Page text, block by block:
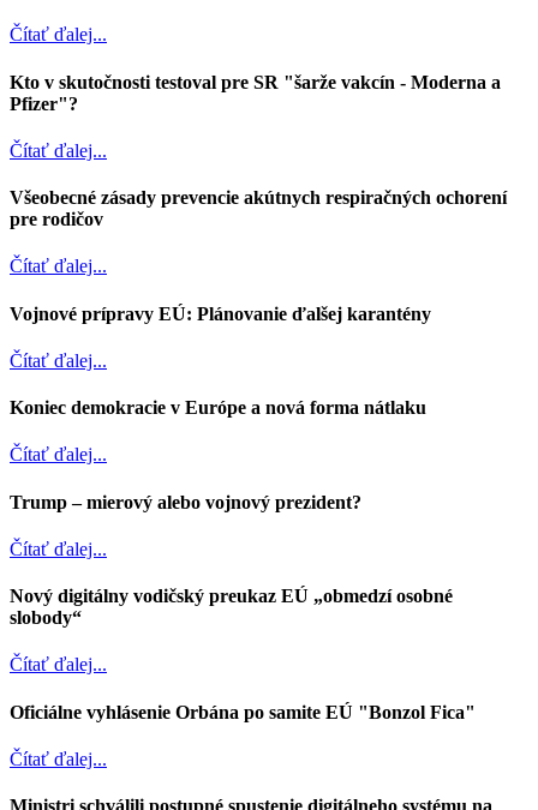
Čítať ďalej...
Kto v skutočnosti testoval pre SR "šarže vakcín - Moderna a
Pfizer"?
Čítať ďalej...
Všeobecné zásady prevencie akútnych respiračných ochorení
pre rodičov
Čítať ďalej...
Vojnové prípravy EÚ: Plánovanie ďalšej karantény
Čítať ďalej...
Koniec demokracie v Európe a nová forma nátlaku
Čítať ďalej...
Trump – mierový alebo vojnový prezident?
Čítať ďalej...
Nový digitálny vodičský preukaz EÚ „obmedzí osobné
slobody“
Čítať ďalej...
Oficiálne vyhlásenie Orbána po samite EÚ "Bonzol Fica"
Čítať ďalej...